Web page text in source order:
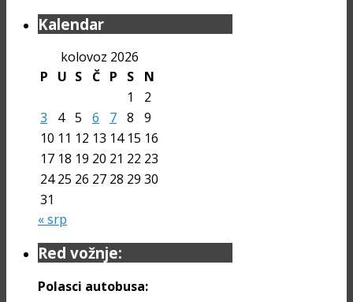
Kalendar
kolovoz 2026
P
U S Č P S
N
1
2
3
4 5 6 7 8
9
10 11 12 13 14 15 16
17 18 19 20 21 22 23
24 25 26 27 28 29 30
31
« srp
Red vožnje:
Polasci autobusa: